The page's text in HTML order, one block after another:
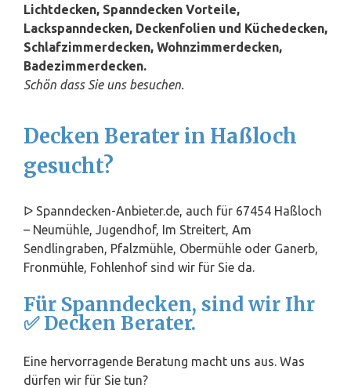
Lichtdecken, Spanndecken Vorteile,
Lackspanndecken, Deckenfolien und Küchedecken,
Schlafzimmerdecken, Wohnzimmerdecken,
Badezimmerdecken.
Schön dass Sie uns besuchen.
Decken Berater in Haßloch
gesucht?
ᐅ Spanndecken-Anbieter.de, auch für 67454 Haßloch
– Neumühle, Jugendhof, Im Streitert, Am
Sendlingraben, Pfalzmühle, Obermühle oder Ganerb,
Fronmühle, Fohlenhof sind wir für Sie da.
Für Spanndecken, sind wir Ihr
✅ Decken Berater.
Eine hervorragende Beratung macht uns aus. Was
dürfen wir für Sie tun?